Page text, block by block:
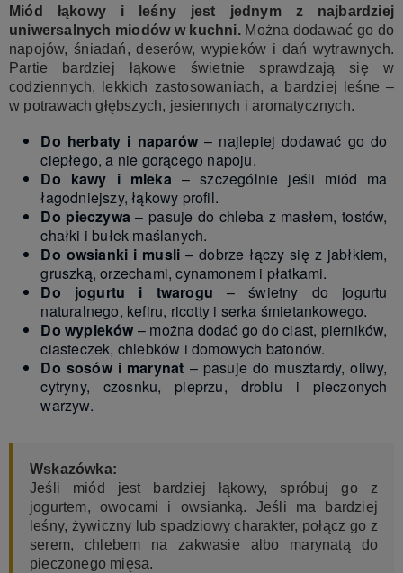
Miód łąkowy i leśny jest jednym z najbardziej
uniwersalnych miodów w kuchni.Można dodawać go do
napojów, śniadań, deserów, wypieków i dań wytrawnych.
Partie bardziej łąkowe świetnie sprawdzają się w
codziennych, lekkich zastosowaniach, a bardziej leśne –
w potrawach głębszych, jesiennych i aromatycznych.
Do herbaty i naparów – najlepiej dodawać go do
ciepłego, a nie gorącego napoju.
Do kawy i mleka – szczególnie jeśli miód ma
łagodniejszy, łąkowy profil.
Do pieczywa – pasuje do chleba z masłem, tostów,
chałki i bułek maślanych.
Do owsianki i musli – dobrze łączy się z jabłkiem,
gruszką, orzechami, cynamonem i płatkami.
Do jogurtu i twarogu – świetny do jogurtu
naturalnego, kefiru, ricotty i serka śmietankowego.
Do wypieków – można dodać go do ciast, pierników,
ciasteczek, chlebków i domowych batonów.
Do sosów i marynat – pasuje do musztardy, oliwy,
cytryny, czosnku, pieprzu, drobiu i pieczonych
warzyw.
Wskazówka:
Jeśli miód jest bardziej łąkowy, spróbuj go z
jogurtem, owocami i owsianką. Jeśli ma bardziej
leśny, żywiczny lub spadziowy charakter, połącz go z
serem, chlebem na zakwasie albo marynatą do
pieczonego mięsa.